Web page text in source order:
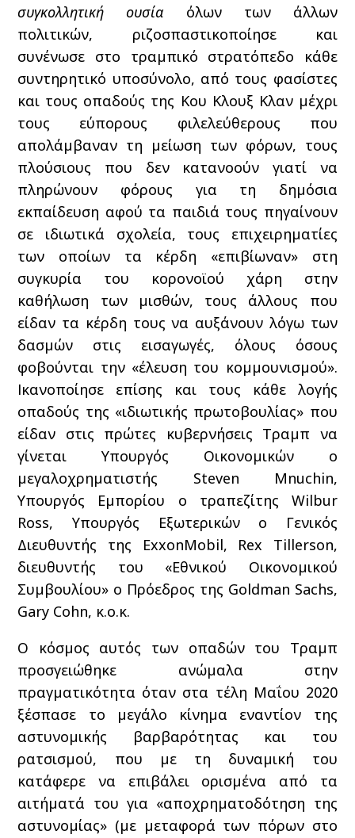
συγκολλητική ουσία όλων των άλλων
πολιτικών, ριζοσπαστικοποίησε και
συνένωσε στο τραμπικό στρατόπεδο κάθε
συντηρητικό υποσύνολο, από τους φασίστες
και τους οπαδούς της Κου Κλουξ Κλαν μέχρι
τους εύπορους φιλελεύθερους που
απολάμβαναν τη μείωση των φόρων, τους
πλούσιους που δεν κατανοούν γιατί να
πληρώνουν φόρους για τη δημόσια
εκπαίδευση αφού τα παιδιά τους πηγαίνουν
σε ιδιωτικά σχολεία, τους επιχειρηματίες
των οποίων τα κέρδη «επιβίωναν» στη
συγκυρία του κορονοϊού χάρη στην
καθήλωση των μισθών, τους άλλους που
είδαν τα κέρδη τους να αυξάνουν λόγω των
δασμών στις εισαγωγές, όλους όσους
φοβούνται την «έλευση του κομμουνισμού».
Ικανοποίησε επίσης και τους κάθε λογής
οπαδούς της «ιδιωτικής πρωτοβουλίας» που
είδαν στις πρώτες κυβερνήσεις Τραμπ να
γίνεται Υπουργός Οικονομικών ο
μεγαλοχρηματιστής Steven Mnuchin,
Υπουργός Εμπορίου ο τραπεζίτης Wilbur
Ross, Υπουργός Εξωτερικών ο Γενικός
Διευθυντής της ExxonMobil, Rex Tillerson,
διευθυντής του «Εθνικού Οικονομικού
Συμβουλίου» ο Πρόεδρος της Goldman Sachs,
Gary Cohn, κ.ο.κ.
Ο κόσμος αυτός των οπαδών του Τραμπ
προσγειώθηκε ανώμαλα στην
πραγματικότητα όταν στα τέλη Μαΐου 2020
ξέσπασε το μεγάλο κίνημα εναντίον της
αστυνομικής βαρβαρότητας και του
ρατσισμού, που με τη δυναμική του
κατάφερε να επιβάλει ορισμένα από τα
αιτήματά του για «αποχρηματοδότηση της
αστυνομίας» (με μεταφορά των πόρων στο